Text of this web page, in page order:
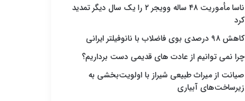
ناسا مأموریت ۴۸ ساله وویجر ۲ را یک سال دیگر تمدید
کرد
کاهش ۹۸ درصدی بوی فاضلاب با نانوفیلتر ایرانی
چرا نمی توانیم از عادت های قدیمی دست برداریم؟
صیانت از میراث طبیعی شیراز با اولویت‌بخشی به
زیرساخت‌های آبیاری